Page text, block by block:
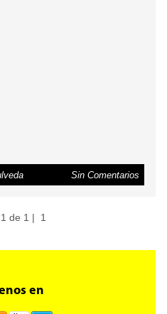
Sin Comentarios
de 1 | 1
en